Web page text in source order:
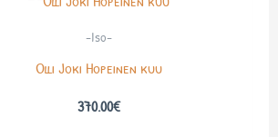
-Iso-
Olli Joki Hopeinen kuu
370.00€